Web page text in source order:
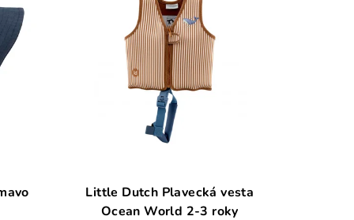
Little Dutch Plavecká vesta
Ocean World 2-3 roky